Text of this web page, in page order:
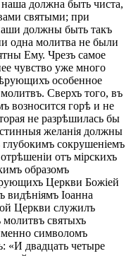
должна быть чиста,
святыми; при
должны быть такъ
одна молитва не были
Ему. Чрезъ самое
чувство уже много
особенное
Сверхъ того, въ
возносится горѣ и не
не разрѣшилась бы
желанія должны
сокрушеніемъ
отъ мірскихъ
образомъ
Церкви Божіей
видѣніямъ Iоанна
Церкви служилъ
молитвъ святыхъ
символомъ
«И двадцать четыре